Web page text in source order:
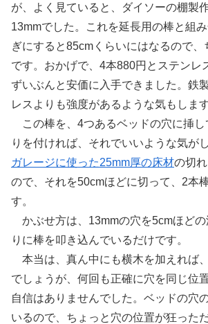
が、よく見ていると、ダイソーの棚製
13mmでした。これを延長用の棒と組
ぎにすると85cmくらいにはなるので、
です。おかげで、4本880円とステンレ
ずいぶんと安価に入手できました。鉄
レスよりも強度があるような気もします
この棒を、4つあるベッドの穴に挿し
りを付ければ、それでいいような気が
ガレージに使った25mm厚の床材の切
ので、それを50cmほどに切って、2本
す。
かぶせ方は、13mmの穴を5cmほどの
りに棒を叩き込んでいるだけです。
本当は、真ん中にも横木を加えれば
でしょうが、何回も正確に穴を同じ位
自信はありませんでした。ベッドの穴
いるので、ちょっと穴の位置が狂った